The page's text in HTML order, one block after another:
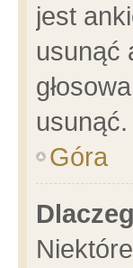
jest
usunąć
Góra